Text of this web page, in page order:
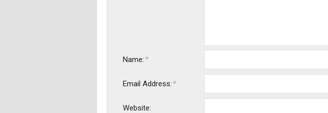
Name:*
Email Address:*
Website: